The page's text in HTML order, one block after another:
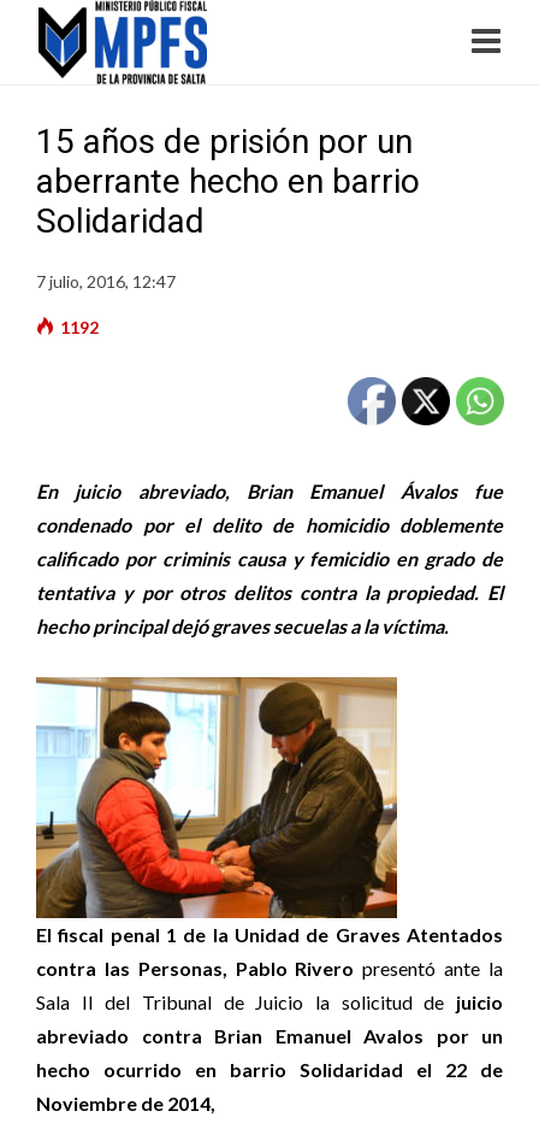
15 años de prisión por un
aberrante hecho en barrio
Solidaridad
7 julio, 2016, 12:47
1192
En juicio abreviado, Brian Emanuel Ávalos fue
condenado por el delito de homicidio doblemente
calificado por criminis causa y femicidio en grado de
tentativa y por otros delitos contra la propiedad. El
hecho principal dejó graves secuelas a la víctima.
El fiscal penal 1 de la Unidad de Graves Atentados
contra las Personas, Pablo Rivero presentó ante la
Sala II del Tribunal de Juicio la solicitud de juicio
abreviado contra Brian Emanuel Avalos por un
hecho ocurrido en barrio Solidaridad el 22 de
Noviembre de 2014,